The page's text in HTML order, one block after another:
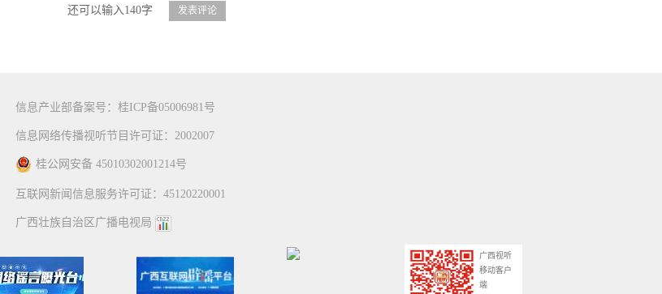
还可以输入140字
信息产业部备案号：桂ICP备05006981号
信息网络传播视听节目许可证：2002007
桂公网安备 45010302001214号
互联网新闻信息服务许可证：45120220001
广西壮族自治区广播电视局
广西视听
移动客户
端